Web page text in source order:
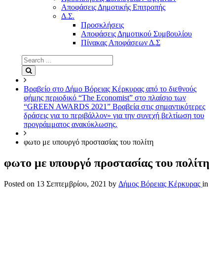
Αποφάσεις Δημοτικής Επιτροπής
Δ.Σ.
Προσκλήσεις
Αποφάσεις Δημοτικού Συμβουλίου
Πίνακας Αποφάσεων Δ.Σ
Search
for:
Βραβείο στο Δήμο Βόρειας Κέρκυρας από το διεθνούς
φήμης περιοδικό “The Economist” στο πλαίσιο των
“GREEN AWARDS 2021” Βραβεία στις σημαντικότερες
δράσεις για το περιβάλλον» για την συνεχή βελτίωση του
προγράμματος ανακύκλωσης.
φωτο με υπουργό προστασίας του πολίτη
φωτο με υπουργό προστασίας του πολίτη
Posted on 13 Σεπτεμβρίου, 2021 by Δήμος Βόρειας Κέρκυρας in